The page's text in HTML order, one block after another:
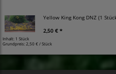
Yellow King Kong DNZ (1
2,50 € *
Inhalt: 1 Stück
Grundpreis: 2,50 € / Stück